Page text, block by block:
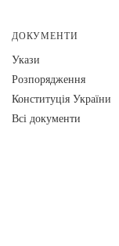
ДОКУМЕНТИ
Укази
Розпорядження
Конституція України
Всі документи